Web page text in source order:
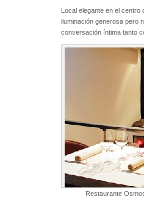
Local elegante en el
iluminación generosa pero
conversación íntima tanto
Restaurante